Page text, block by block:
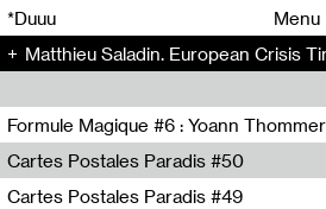
*Duuu
Menu
Matthieu Saladin. European Crisis Time Capsule -
Formule Magique #6 : Yoann
Nathalie Lacroix,Yoann Thommerel
Cartes Postales Paradis #50
Zoé Leroux
Cartes Postales Paradis #49
00
00